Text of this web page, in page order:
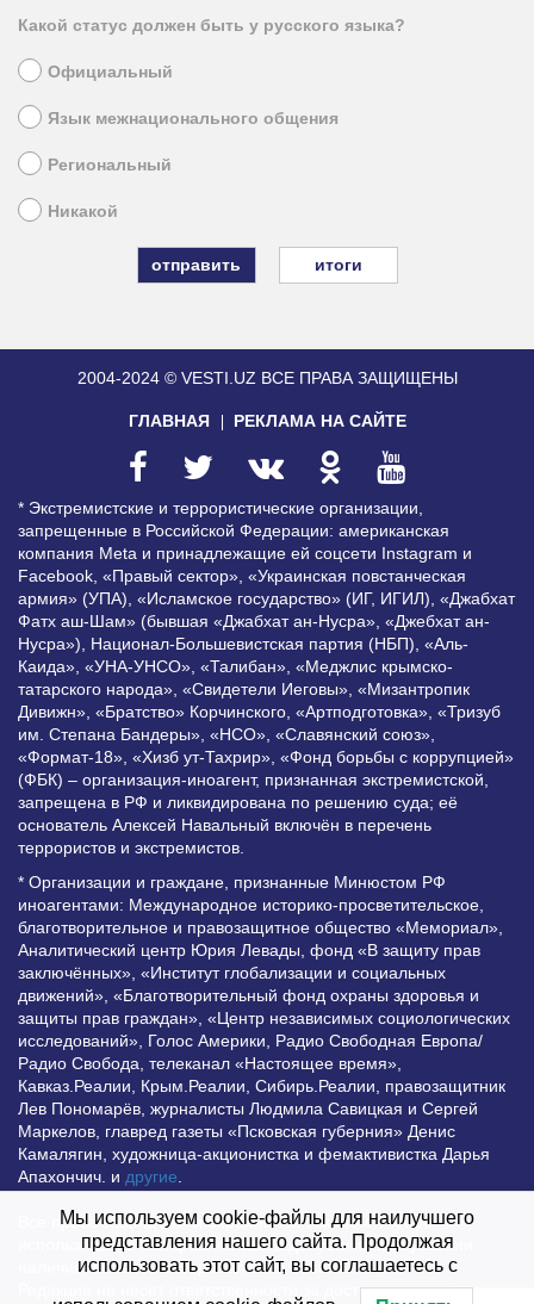
Какой статус должен быть у русского языка?
Официальный
Язык межнационального общения
Региональный
Никакой
итоги
2004-2024 © VESTI.UZ ВСЕ ПРАВА ЗАЩИЩЕНЫ
ГЛАВНАЯ РЕКЛАМА НА САЙТЕ
* Экстремистские и террористические организации,
запрещенные в Российской Федерации: американская
компания Meta и принадлежащие ей соцсети Instagram и
Facebook, «Правый сектор», «Украинская повстанческая
армия» (УПА), «Исламское государство» (ИГ, ИГИЛ), «Джабхат
Фатх аш-Шам» (бывшая «Джабхат ан-Нусра», «Джебхат ан-
Нусра»), Национал-Большевистская партия (НБП), «Аль-
Каида», «УНА-УНСО», «Талибан», «Меджлис крымско-
татарского народа», «Свидетели Иеговы», «Мизантропик
Дивижн», «Братство» Корчинского, «Артподготовка», «Тризуб
им. Степана Бандеры», «НСО», «Славянский союз»,
«Формат-18», «Хизб ут-Тахрир», «Фонд борьбы с коррупцией»
(ФБК) – организация-иноагент, признанная экстремистской,
запрещена в РФ и ликвидирована по решению суда; её
основатель Алексей Навальный включён в перечень
террористов и экстремистов.
* Организации и граждане, признанные Минюстом РФ
иноагентами: Международное историко-просветительское,
благотворительное и правозащитное общество «Мемориал»,
Аналитический центр Юрия Левады, фонд «В защиту прав
заключённых», «Институт глобализации и социальных
движений», «Благотворительный фонд охраны здоровья и
защиты прав граждан», «Центр независимых социологических
исследований», Голос Америки, Радио Свободная Европа/
Радио Свобода, телеканал «Настоящее время»,
Кавказ.Реалии, Крым.Реалии, Сибирь.Реалии, правозащитник
Лев Пономарёв, журналисты Людмила Савицкая и Сергей
Маркелов, главред газеты «Псковская губерния» Денис
Камалягин, художница-акционистка и фемактивистка Дарья
Апахончич. и другие
Все права защищены и охраняются законом. Любое
использование материалов сайта допустимо при условии
наличия активной гиперссылки на Vesti.UZ.
Редакция не несет ответственности за достоверность
Мы используем cookie-файлы для наилучшего
представления нашего сайта. Продолжая
использовать этот сайт, вы соглашаетесь с